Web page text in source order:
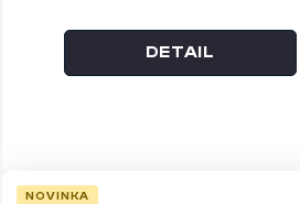
DETAIL
NOVINKA